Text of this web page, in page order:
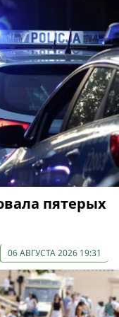
пятерых
06 АВГУСТА 2026 19:31